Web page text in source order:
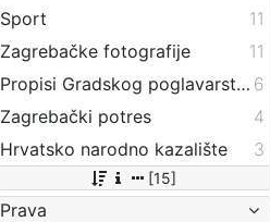
Sport
11
Zagrebačke fotografije
11
Propisi Gradskog poglavarstva 6
Zagrebački potres
4
Hrvatsko narodno kazalište
3
[15]
Prava